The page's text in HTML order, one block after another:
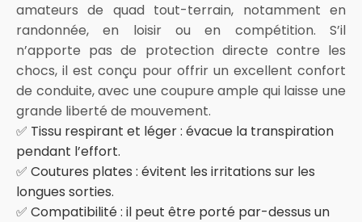
amateurs de quad tout-terrain, notamment en
randonnée, en loisir ou en compétition. S’il
n’apporte pas de protection directe contre les
chocs, il est conçu pour offrir un excellent confort
de conduite, avec une coupure ample qui laisse une
grande liberté de mouvement.
✅ Tissu respirant et léger : évacue la transpiration
pendant l’effort.
✅ Coutures plates : évitent les irritations sur les
longues sorties.
✅ Compatibilité : il peut être porté par-dessus un